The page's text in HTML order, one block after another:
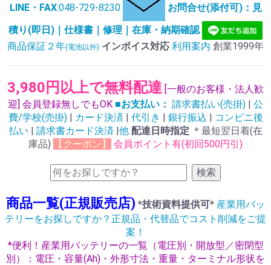
LINE・FAX:048-729-8230
お問合せ(添付可)：見
積り(即日)｜仕様書｜修理｜在庫・納期確認
商品保証２年(電池以外) インボイス対応 利用案内 創業1999年
3,980円以上で無料配達 [一般のお客様・法人歓
迎] 会員登録無しでもOK ■お支払い： 請求書払い(売掛) | 公
費/学校(売掛) | カード決済 | 代引き | 銀行振込 | コンビニ後
払い | 請求書カード決済 |他 配達日時指定 ＊最短翌日着(在
庫品)
【クーポン】 会員ポイント有(初回500円引)
検索
商品一覧(正規販売店) *技術資料提供可* 産業用バッ
テリーをお探しですか？正規品・代替品でコスト削減をご提
案！
*便利！産業用バッテリーの一覧（電圧別・開放型／密閉型
別）：電圧・容量(Ah)・外形寸法・重量・ターミナル形状を